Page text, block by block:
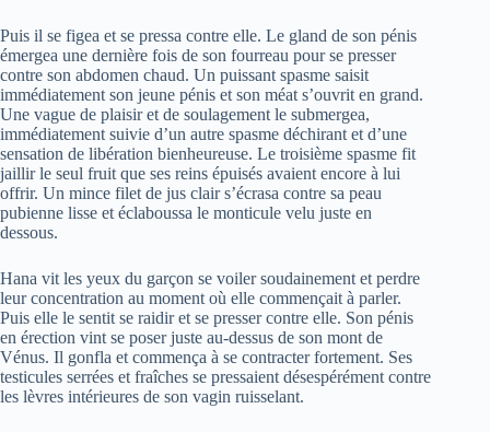
Puis il se figea et se pressa contre elle. Le gland de son pénis
émergea une dernière fois de son fourreau pour se presser
contre son abdomen chaud. Un puissant spasme saisit
immédiatement son jeune pénis et son méat s’ouvrit en grand.
Une vague de plaisir et de soulagement le submergea,
immédiatement suivie d’un autre spasme déchirant et d’une
sensation de libération bienheureuse. Le troisième spasme fit
jaillir le seul fruit que ses reins épuisés avaient encore à lui
offrir. Un mince filet de jus clair s’écrasa contre sa peau
pubienne lisse et éclaboussa le monticule velu juste en
dessous.
Hana vit les yeux du garçon se voiler soudainement et perdre
leur concentration au moment où elle commençait à parler.
Puis elle le sentit se raidir et se presser contre elle. Son pénis
en érection vint se poser juste au-dessus de son mont de
Vénus. Il gonfla et commença à se contracter fortement. Ses
testicules serrées et fraîches se pressaient désespérément contre
les lèvres intérieures de son vagin ruisselant.